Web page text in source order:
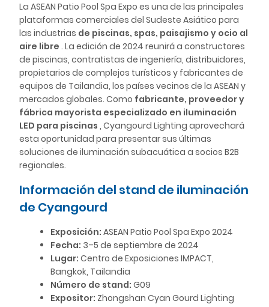
La ASEAN Patio Pool Spa Expo es una de las principales
plataformas comerciales del Sudeste Asiático para
las industrias de piscinas, spas, paisajismo y ocio al
aire libre . La edición de 2024 reunirá a constructores
de piscinas, contratistas de ingeniería, distribuidores,
propietarios de complejos turísticos y fabricantes de
equipos de Tailandia, los países vecinos de la ASEAN y
mercados globales. Como fabricante, proveedor y
fábrica mayorista especializado en iluminación
LED para piscinas , Cyangourd Lighting aprovechará
esta oportunidad para presentar sus últimas
soluciones de iluminación subacuática a socios B2B
regionales.
Información del stand de iluminación
de Cyangourd
Exposición: ASEAN Patio Pool Spa Expo 2024
Fecha: 3–5 de septiembre de 2024
Lugar: Centro de Exposiciones IMPACT,
Bangkok, Tailandia
Número de stand: G09
Expositor: Zhongshan Cyan Gourd Lighting